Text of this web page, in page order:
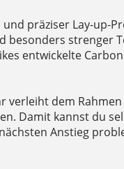
präziser Lay-up-
besonders strenger
entwickelte
verleiht dem Rahmen
Damit kannst du
Anstieg